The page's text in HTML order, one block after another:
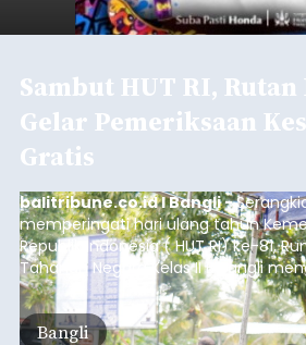
Sambut HUT RI,
Gelar Pemeriksaan
Gratis
balitribune.co.id I Bangli -
memperingati hari ulang tahun
Republik Indonesia ( HUT RI) ke-81,
Tahanan Negara Kelas II B Bangli
kegiatan pemeriksaan kesehatan
(6/8/2026).
Bangli